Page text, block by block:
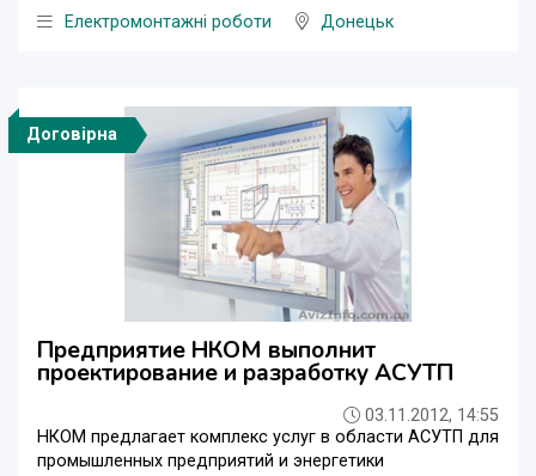
Електромонтажні роботи
Донецьк
Договірна
Предприятие НКОМ выполнит
проектирование и разработку АСУТП
03.11.2012, 14:55
НКОМ предлагает комплекс услуг в области АСУТП для
промышленных предприятий и энергетики